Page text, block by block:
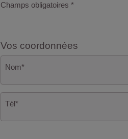
Champs obligatoires *
Vos coordonnées
Nom*
Tél*